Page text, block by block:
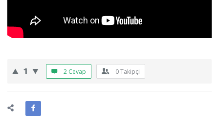
1 2 Cevap 0Takipçi